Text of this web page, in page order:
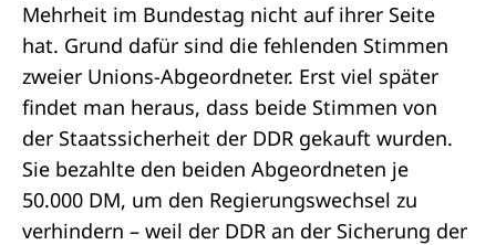
Mehrheit im Bundestag nicht auf ihrer Seite
hat. Grund dafür sind die fehlenden Stimmen
zweier Unions-Abgeordneter. Erst viel später
findet man heraus, dass beide Stimmen von
der Staatssicherheit der DDR gekauft wurden.
Sie bezahlte den beiden Abgeordneten je
50.000 DM, um den Regierungswechsel zu
verhindern – weil der DDR an der Sicherung der